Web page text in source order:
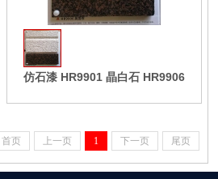
仿石漆 HR9901 晶白石 HR9906
首页 上一页 1 下一页 尾页